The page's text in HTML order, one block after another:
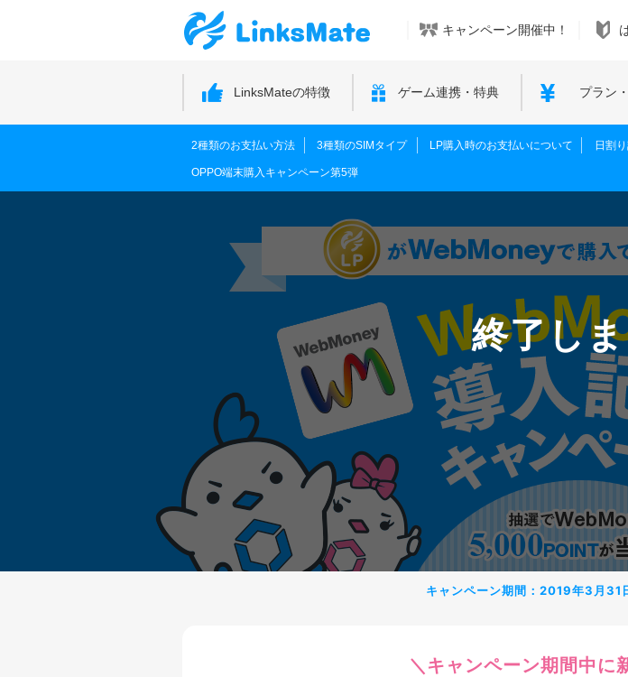
キャンペーン開催中！
LinksMateの特徴 ゲーム連携・特典 プラン
2種類のお支払い方法 3種類のSIMタイプ LP購入時のお支払いについて 日割
OPPO端末購入キャンペーン第5弾
キャンペーン期間 2019年3月31
キャンペーン期間中に